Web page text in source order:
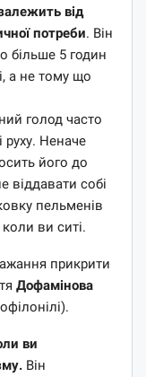
від
потреби. Він
більше 5 годин
а не тому що
голод часто
руху. Неначе
його до
віддавати собі
пельменів
ви ситі.
прикрити
Дофамінова
ви
Він